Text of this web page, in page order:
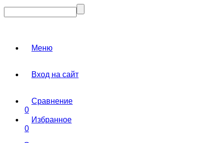
Меню
Вход на сайт
Сравнение
0
Избранное
0